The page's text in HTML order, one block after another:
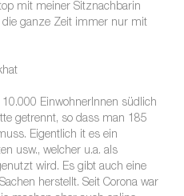
mit meiner Sitznachbarin
die ganze Zeit immer nur mit
EinwohnerInnen südlich
getrennt, so dass man 185
Eigentlich it es ein
usw., welcher u.a. als
wird. Es gibt auch eine
herstellt. Seit Corona war